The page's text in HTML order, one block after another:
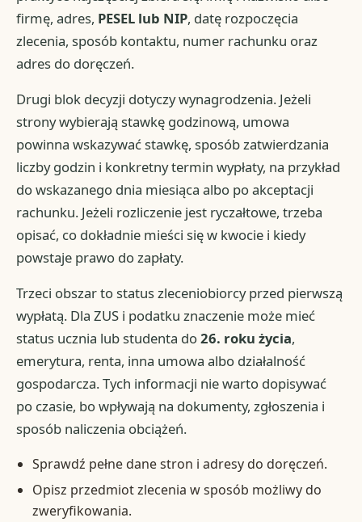
firmę, adres, PESEL lub NIP, datę rozpoczęcia
zlecenia, sposób kontaktu, numer rachunku oraz
adres do doręczeń.
Drugi blok decyzji dotyczy wynagrodzenia. Jeżeli
strony wybierają stawkę godzinową, umowa
powinna wskazywać stawkę, sposób zatwierdzania
liczby godzin i konkretny termin wypłaty, na przykład
do wskazanego dnia miesiąca albo po akceptacji
rachunku. Jeżeli rozliczenie jest ryczałtowe, trzeba
opisać, co dokładnie mieści się w kwocie i kiedy
powstaje prawo do zapłaty.
Trzeci obszar to status zleceniobiorcy przed pierwszą
wypłatą. Dla ZUS i podatku znaczenie może mieć
status ucznia lub studenta do26. roku życia,
emerytura, renta, inna umowa albo działalność
gospodarcza. Tych informacji nie warto dopisywać
po czasie, bo wpływają na dokumenty, zgłoszenia i
sposób naliczenia obciążeń.
Sprawdź pełne dane stron i adresy do doręczeń.
Opisz przedmiot zlecenia w sposób możliwy do
zweryfikowania.